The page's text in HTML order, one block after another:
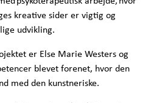
kreative sider er vigtig og
udvikling.
er Else Marie Westers og
blevet forenet, hvor den
med den kunstneriske.